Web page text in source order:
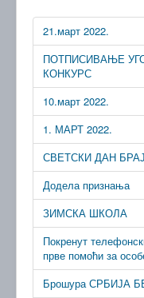
21.март 2022.
ПОТПИСИВАЊЕ
КОНКУРС
10.март 2022.
1. МАРТ 2022.
СВЕТСКИ ДАН
Додела признања
ЗИМСКА ШКОЛА
Покренут
прве помоћи за
Брошура СРБИЈА